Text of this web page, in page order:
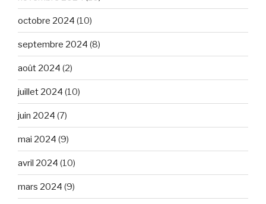
octobre 2024 (10)
septembre 2024 (8)
août 2024 (2)
juillet 2024 (10)
juin 2024 (7)
mai 2024 (9)
avril 2024 (10)
mars 2024 (9)